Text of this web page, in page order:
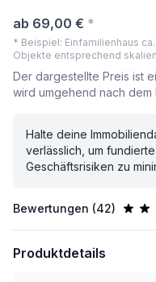
ab 69,00 € *
* Beispiel: Einfamilienhaus
Objekte entsprechend
Der dargestellte Preis ist
wird umgehend nach
Halte deine
verlässlich, um
Geschäftsrisiken zu
Bewertungen (42)
Produktdetails